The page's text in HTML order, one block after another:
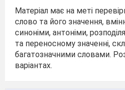
Матеріал має на меті
слово та його значення,
синоніми, антоніми,
та переносному значенні,
багатозначними словами.
варіантах.